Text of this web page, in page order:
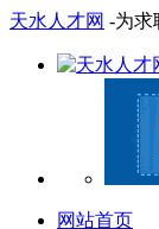
天水人才网 -为求
网站首页